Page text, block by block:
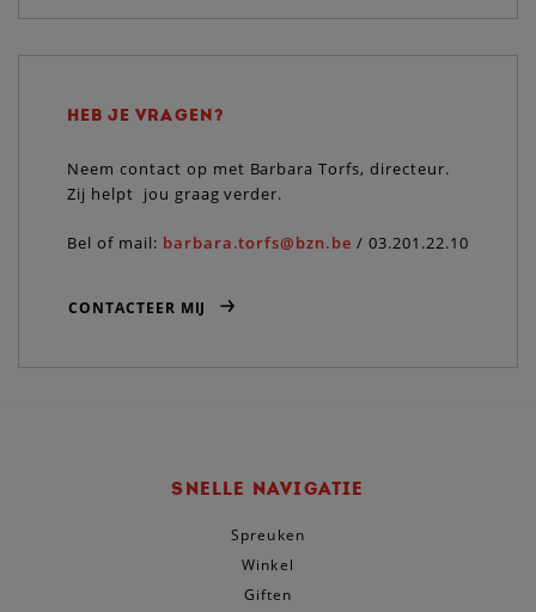
HEB JE VRAGEN?
Neem contact op met Barbara Torfs, directeur.
Zij helpt jou graag verder.
Bel of mail: barbara.torfs@bzn.be / 03.201.22.10
CONTACTEER MIJ
SNELLE NAVIGATIE
Spreuken
Winkel
Giften